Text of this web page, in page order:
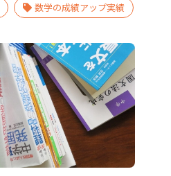
数学の成績アップ実績